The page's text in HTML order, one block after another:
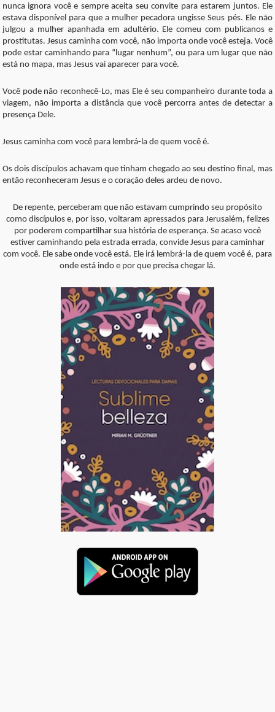
nunca ignora você e sempre aceita seu convite para estarem juntos. Ele
estava disponível para que a mulher pecadora ungisse Seus pés. Ele não
julgou a mulher apanhada em adultério. Ele comeu com publicanos e
prostitutas. Jesus caminha com você, não importa onde você esteja. Você
pode estar caminhando para “lugar nenhum”, ou para um lugar que não
está no mapa, mas Jesus vai aparecer para você.
Você pode não reconhecê-Lo, mas Ele é seu companheiro durante toda a
viagem, não importa a distância que você percorra antes de detectar a
presença Dele.
Jesus caminha com você para lembrá-la de quem você é.
Os dois discípulos achavam que tinham chegado ao seu destino final, mas
então reconheceram Jesus e o coração deles ardeu de novo.
De repente, perceberam que não estavam cumprindo seu propósito
como discípulos e, por isso, voltaram apressados para Jerusalém, felizes
por poderem compartilhar sua história de esperança. Se acaso você
estiver caminhando pela estrada errada, convide Jesus para caminhar
com você. Ele sabe onde você está. Ele irá lembrá-la de quem você é, para
onde está indo e por que precisa chegar lá.